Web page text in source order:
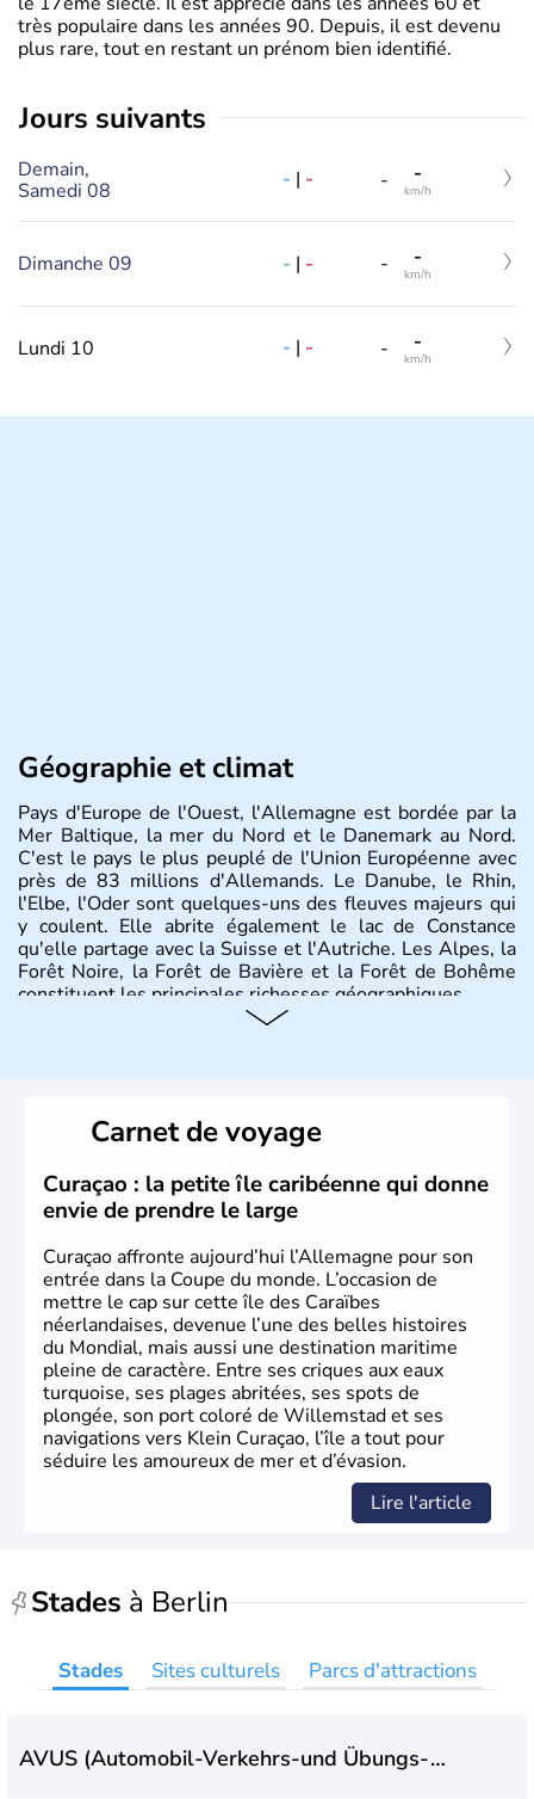
très populaire dans les années 90. Depuis, il est devenu
plus rare, tout en restant un prénom bien identifié.
jours suivants
Demain,
Samedi 08
- | - - -
km/h
Dimanche 09 - | - - -
km/h
Lundi 10 - | - - -
km/h
Géographie et climat
Pays d'Europe de l'Ouest, l'Allemagne est bordée par la
Mer Baltique, la mer du Nord et le Danemark au Nord.
C'est le pays le plus peuplé de l'Union Européenne avec
près de 83 millions d'Allemands. Le Danube, le Rhin,
l'Elbe, l'Oder sont quelques-uns des fleuves majeurs qui
y coulent. Elle abrite également le lac de Constance
qu'elle partage avec la Suisse et l'Autriche. Les Alpes, la
Forêt Noire, la Forêt de Bavière et la Forêt de Bohême
constituent les principales richesses géographiques.
lesquelles bénéficient d'une grande autonomie. Le pays
peut se targuer de grands noms qu'il a vu naître dans tous
les domaines, des arts à la politique en passant par la
philosophie. Hertz, Gutenberg, Heidegger, Thomas Mann,
Herman Hesse ou bien Hegel en font partie.
Carnet de voyage
Curaçao : la petite île caribéenne qui donne
envie de prendre le large
Curaçao affronte aujourd’hui l’Allemagne pour son
entrée dans la Coupe du monde. L’occasion de
mettre le cap sur cette île des Caraïbes
néerlandaises, devenue l’une des belles histoires
du Mondial, mais aussi une destination maritime
pleine de caractère. Entre ses criques aux eaux
turquoise, ses plages abritées, ses spots de
plongée, son port coloré de Willemstad et ses
navigations vers Klein Curaçao, l’île a tout pour
séduire les amoureux de mer et d’évasion.
Lire l'article
Stades à Berlin
Stades Sites culturels Parcs d'attractions
AVUS (Automobil-Verkehrs-und Übungs-